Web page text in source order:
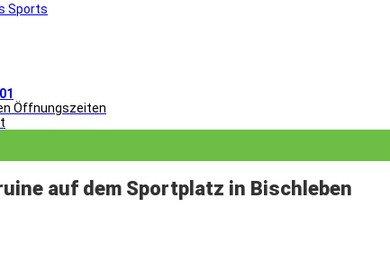
Sports
Öffnungszeiten
auf dem Sportplatz in Bischleben